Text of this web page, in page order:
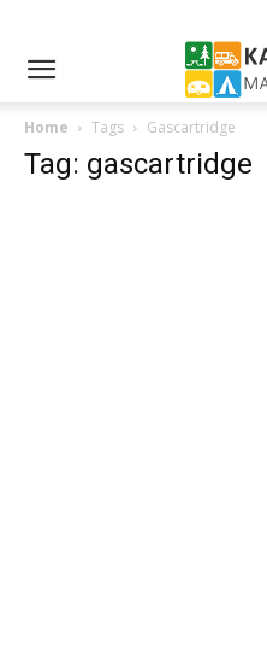
Home Tags Gascartridge
Tag: gascartridge